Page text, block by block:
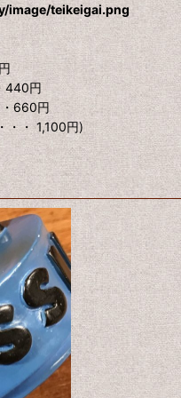
image/teikeigai.png
440円
660円
・ 1,100円)